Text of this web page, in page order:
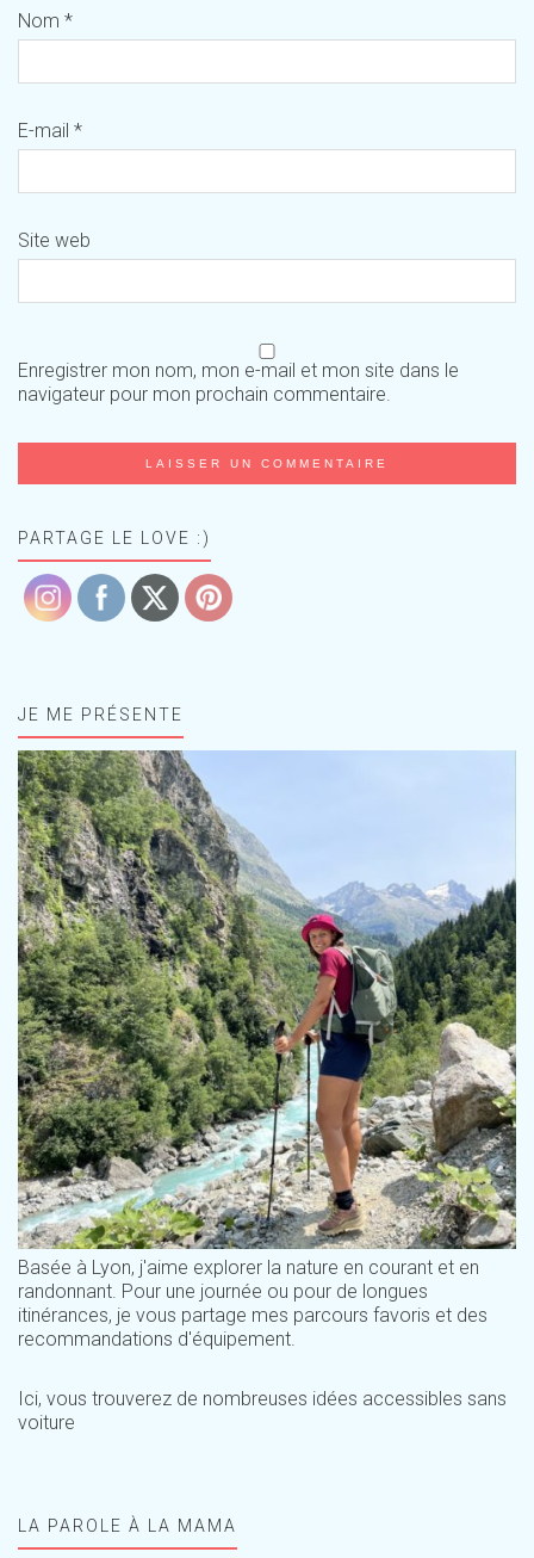
Nom *
E-mail *
Site web
Enregistrer mon nom, mon e-mail et mon site dans le
navigateur pour mon prochain commentaire.
PARTAGE LE LOVE :)
JE ME PRÉSENTE
Basée à Lyon, j'aime explorer la nature en courant et en
randonnant. Pour une journée ou pour de longues
itinérances, je vous partage mes parcours favoris et des
recommandations d'équipement.
Ici, vous trouverez de nombreuses idées accessibles sans
voiture
LA PAROLE À LA MAMA